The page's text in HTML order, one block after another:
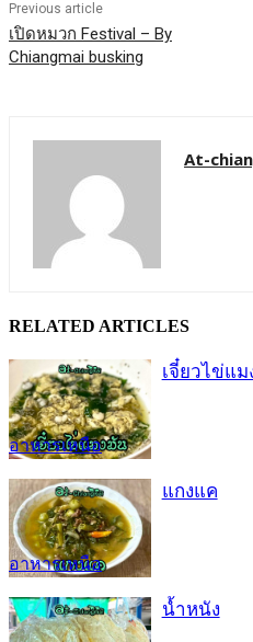
Previous article
เปิดหมวก Festival – By
Chiangmai busking
At-
RELATED ARTICLES
อาหารเหนือ
เจี๋ยวไข่แ
อาหารเหนือ
แกงแค
น้ำหนัง